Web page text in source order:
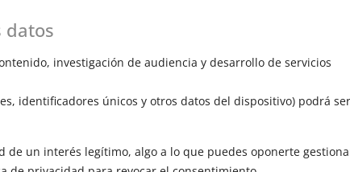
datos
investigación de audiencia y desarrollo de servicios
identificadores únicos y otros datos del dispositivo) podrá ser
un interés legítimo, algo a lo que puedes oponerte
Mariela
tu voz, te